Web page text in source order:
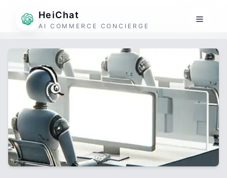
HeiChat
AI COMMERCE CONCIERGE